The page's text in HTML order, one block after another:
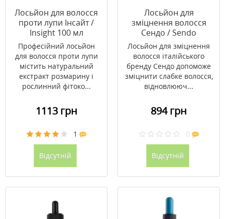
Лосьйон для волосся
проти лупи Інсайт /
Insight 100 мл
Професійний лосьйон
для волосся проти лупи
містить натуральний
екстракт розмарину і
рослинний фітоко...
1113 грн
1
Відсутній
Лосьйон для
зміцнення волосся
Сендо / Sendo
Densifying 6мл №10
Лосьйон для зміцнення
волосся італійського
бренду Сендо допоможе
зміцнити слабке волосся,
відновлююч...
894 грн
0
Відсутній